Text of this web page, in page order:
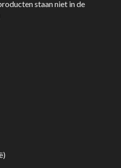
staan niet in de